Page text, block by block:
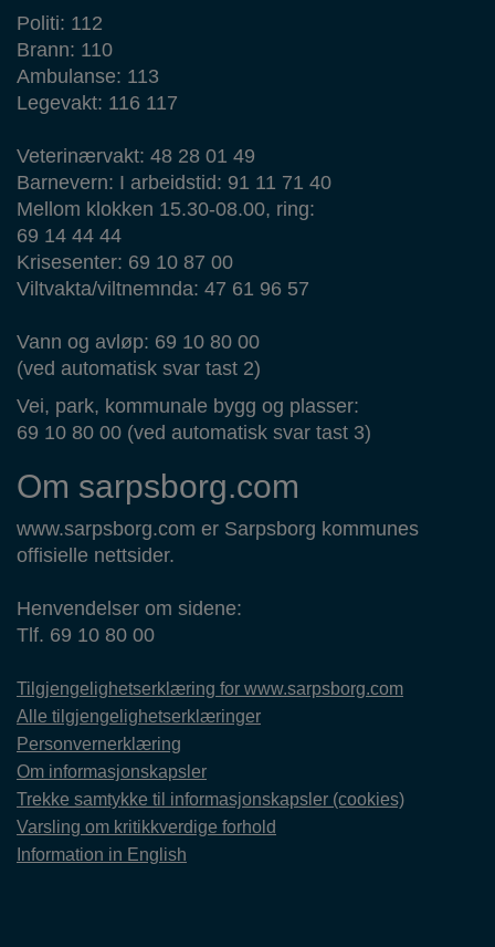
Politi: 112
Brann: 110
Ambulanse: 113
Legevakt: 116 117
Veterinærvakt: 48 28 01 49
Barnevern: I arbeidstid: 91 11 71 40
Mellom klokken 15.30-08.00, ring:
69 14 44 44
Krisesenter: 69 10 87 00
Viltvakta/viltnemnda: 47 61 96 57
Vann og avløp: 69 10 80 00
(ved automatisk svar tast 2)
Vei, park, kommunale bygg og plasser:
69 10 80 00 (ved automatisk svar tast 3)
Om sarpsborg.com
www.sarpsborg.com er Sarpsborg kommunes
offisielle nettsider.
Henvendelser om sidene:
Tlf. 69 10 80 00
Tilgjengelighetserklæring for www.sarpsborg.com
Alle tilgjengelighetserklæringer
Personvernerklæring
Om informasjonskapsler
Trekke samtykke til informasjonskapsler (cookies)
Varsling om kritikkverdige forhold
Information in English